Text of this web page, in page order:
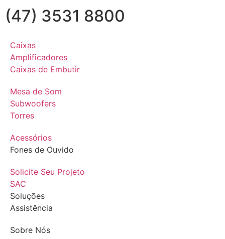
(47) 3531 8800
Caixas
Amplificadores
Caixas de Embutir
Mesa de Som
Subwoofers
Torres
Acessórios
Fones de Ouvido
Solicite Seu Projeto
SAC
Soluções
Assistência
Sobre Nós